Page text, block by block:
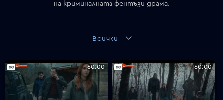
на криминалната фентъзи драма.
Всички
60:00 60:00